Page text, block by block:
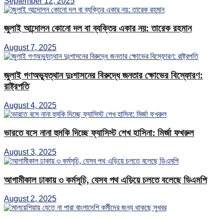
জুলাই আন্দোলন কোনো দল বা ব্যক্তির একার নয়: তারেক রহমান
August 7, 2025
জুলাই গণঅভ্যুত্থান দুঃশাসনের বিরুদ্ধে জনতার ক্ষোভের বিস্ফোরণ:
রাষ্ট্রপতি
August 4, 2025
ভারতে বসে নানা হুমকি দিচ্ছে ফ্যাসিস্ট শেখ হাসিনা: মির্জা ফখরুল
August 3, 2025
আগামীকাল ঢাকায় ৩ কর্মসূচি, যেসব পথ এড়িয়ে চলতে বলেছে ডিএমপি
August 2, 2025